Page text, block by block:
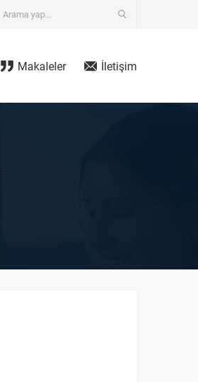
Makaleler İletişim